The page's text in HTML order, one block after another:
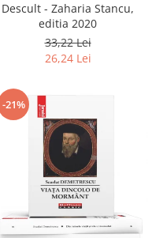
Descult - Zaharia Stancu,
editia 2020
33,22 Lei
26,24 Lei
-21%